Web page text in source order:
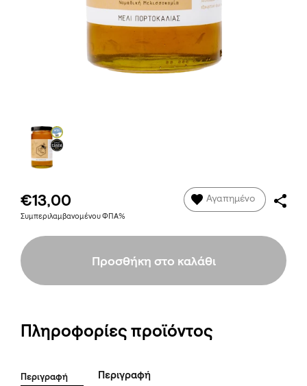
€13,00
Συμπεριλαμβανομένου ΦΠΑ%
Αγαπημένο
Προσθήκη στο καλάθι
Πληροφορίες προϊόντος
Περιγραφή
Περιγραφή